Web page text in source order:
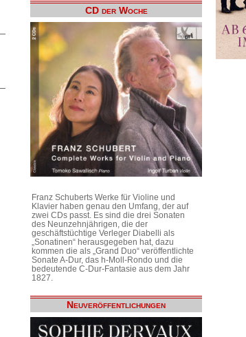
CD der Woche
Franz Schuberts Werke für Violine und
Klavier haben genau den Umfang, der auf
zwei CDs passt. Es sind die drei Sonaten
des Neunzehnjährigen, die der
geschäftstüchtige Verleger Diabelli als
„Sonatinen“ herausgegeben hat, dazu
kommen die als „Grand Duo“ veröffentlichte
Sonate A-Dur, das h-Moll-Rondo und die
bedeutende C-Dur-Fantasie aus dem Jahr
1827.
Neuveröffentlichungen